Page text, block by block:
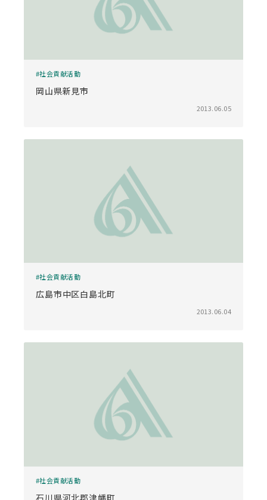
社会貢献活動
岡山県新見市
2013.06.05
社会貢献活動
広島市中区白島北町
2013.06.04
社会貢献活動